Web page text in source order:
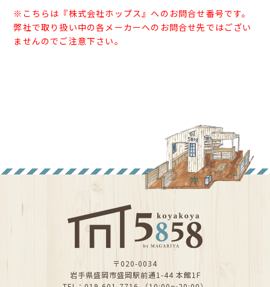
※こちらは『株式会社ホップス』へのお問合せ番号です。
弊社で取り扱い中の各メーカーへのお問合せ先ではござい
ませんのでご注意下さい。
〒020-0034
岩手県盛岡市盛岡駅前通1-44 本館1F